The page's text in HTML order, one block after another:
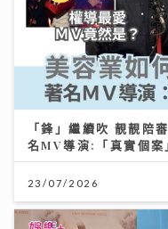
「鋒」繼續吹 靚靚陪
名MV導演:「真實個案
23/07/2026